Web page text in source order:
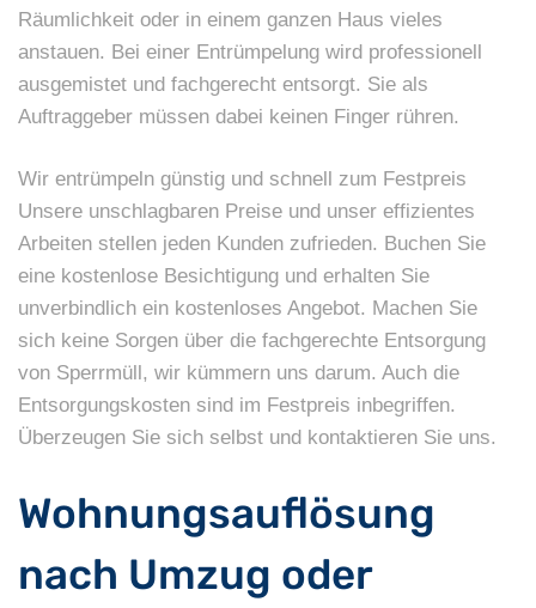
Räumlichkeit oder in einem ganzen Haus vieles
anstauen. Bei einer Entrümpelung wird professionell
ausgemistet und fachgerecht entsorgt. Sie als
Auftraggeber müssen dabei keinen Finger rühren.
Wir entrümpeln günstig und schnell zum Festpreis
Unsere unschlagbaren Preise und unser effizientes
Arbeiten stellen jeden Kunden zufrieden. Buchen Sie
eine kostenlose Besichtigung und erhalten Sie
unverbindlich ein kostenloses Angebot. Machen Sie
sich keine Sorgen über die fachgerechte Entsorgung
von Sperrmüll, wir kümmern uns darum. Auch die
Entsorgungskosten sind im Festpreis inbegriffen.
Überzeugen Sie sich selbst und kontaktieren Sie uns.
Wohnungsauflösung
nach Umzug oder